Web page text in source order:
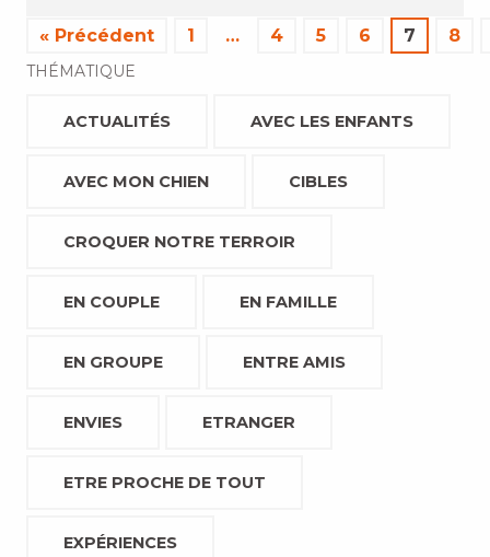
« Précédent 1 … 4 5 6 7 8
THÉMATIQUE
ACTUALITÉS AVEC LES ENFANTS
AVEC MON CHIEN CIBLES
CROQUER NOTRE TERROIR
EN COUPLE EN FAMILLE
EN GROUPE ENTRE AMIS
ENVIES ETRANGER
ETRE PROCHE DE TOUT
EXPÉRIENCES